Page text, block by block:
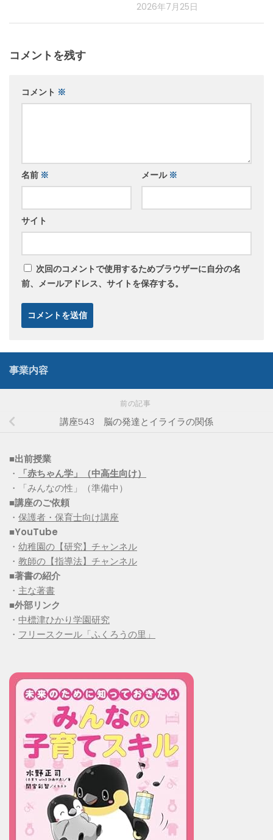
2026年7月25日
コメントを残す
コメント ※
名前 ※ メール ※
サイト
次回のコメントで使用するためブラウザーに自分の名
前、メールアドレス、サイトを保存する。
事業内容
前の記事
講座543 脳の発達とイライラの関係
■出前授業
・
「赤ちゃん学」（中高生向け）
・「みんなの性」（準備中）
■講座のご依頼
・ 保護者・保育士向け講座
■YouTube
・ 幼稚園の【研究】チャンネル
・ 教師の【指導法】チャンネル
■著書の紹介
・ 主な著書
■外部リンク
・ 中標津ひかり学園研究
・ フリースクール「ふくろうの里」